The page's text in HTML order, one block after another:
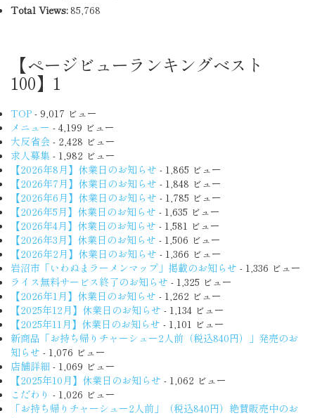
Total Views:85,768
【ページビューランキングベスト
100】1
TOP - 9,017 ビュー
メニュー - 4,199 ビュー
大反省会 - 2,428 ビュー
求人募集 - 1,982 ビュー
【2026年8月】休業日のお知らせ - 1,865 ビュー
【2026年7月】休業日のお知らせ - 1,848 ビュー
【2026年6月】休業日のお知らせ - 1,785 ビュー
【2026年5月】休業日のお知らせ - 1,635 ビュー
【2026年4月】休業日のお知らせ - 1,581 ビュー
【2026年3月】休業日のお知らせ - 1,506 ビュー
【2026年2月】休業日のお知らせ - 1,366 ビュー
岩沼市「いわぬまラーメンマップ」掲載のお知らせ - 1,336 ビュー
ライス無料サービス終了のお知らせ - 1,325 ビュー
【2026年1月】休業日のお知らせ - 1,262 ビュー
【2025年12月】休業日のお知らせ - 1,134 ビュー
【2025年11月】休業日のお知らせ - 1,101 ビュー
新商品「お持ち帰りチャーシュー2人前（税込840円）」発売のお
知らせ - 1,076 ビュー
店舗詳細 - 1,069 ビュー
【2025年10月】休業日のお知らせ - 1,062 ビュー
こだわり - 1,026 ビュー
「お持ち帰りチャーシュー2人前」（税込840円）絶賛販売中のお